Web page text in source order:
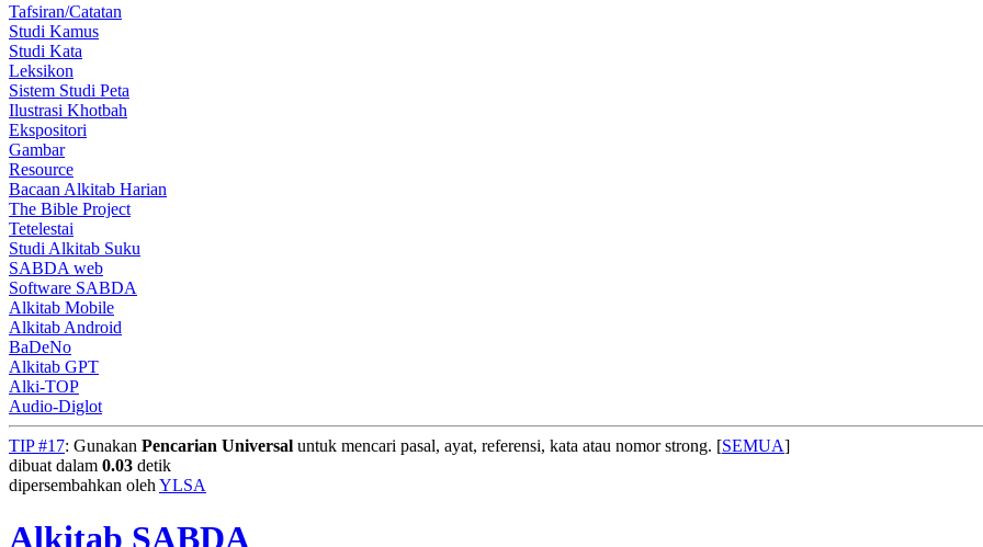
Tafsiran/Catatan
Studi Kamus
Studi Kata
Leksikon
Sistem Studi Peta
Ilustrasi Khotbah
Ekspositori
Gambar
Resource
Bacaan Alkitab Harian
The Bible Project
Tetelestai
Studi Alkitab Suku
SABDA web
Software SABDA
Alkitab Mobile
Alkitab Android
BaDeNo
Alkitab GPT
Alki-TOP
Audio-Diglot
TIP #17: Gunakan Pencarian Universal untuk mencari pasal, ayat, referensi, kata atau nomor strong. [SEMUA]
dibuat dalam 0.03 detik
dipersembahkan oleh YLSA
Alkitab SABDA